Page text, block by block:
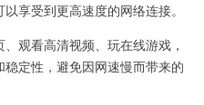
受到更高速度的网络连接。
观看高清视频、玩在线游戏，
定性，避免因网速慢而带来的